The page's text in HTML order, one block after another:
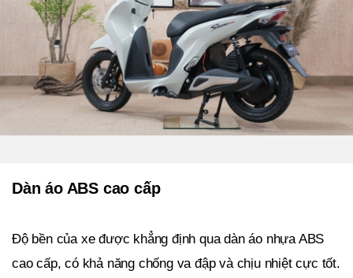
Dàn áo ABS cao cấp
Độ bền của xe được khẳng định qua dàn áo nhựa ABS
cao cấp, có khả năng chống va đập và chịu nhiệt cực tốt.